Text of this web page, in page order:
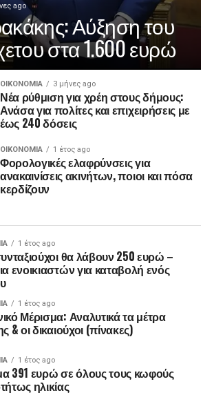
ago
Αύξηση του
στα 1.600 ευρώ
ΟΙΚΟΝΟΜΊΑ 3 μήνες ago
Νέα ρύθμιση για χρέη στους δήμους:
Ανάσα για πολίτες και επιχειρήσεις με
έως 240 δόσεις
ΟΙΚΟΝΟΜΊΑ 1 έτος ago
Φορολογικές ελαφρύνσεις για
ανακαινίσεις ακινήτων, ποιοι και πόσα
κερδίζουν
1 έτος ago
θα λάβουν 250 ευρώ –
ενοικιαστών για καταβολή ενός
1 έτος ago
Μέρισμα: Αναλυτικά τα μέτρα
& οι δικαιούχοι (πίνακες)
1 έτος ago
391 ευρώ σε όλους τους κωφούς
ηλικίας